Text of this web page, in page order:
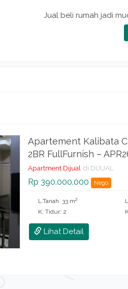
Jual beli rumah jadi
Apartement Kalibata
2BR FullFurnish –
Apartment Dijual di DIJUAL
Rp 390.000.000 Nego
L.Tanah: 33 m2
K. Tidur: 2
Lihat Detail